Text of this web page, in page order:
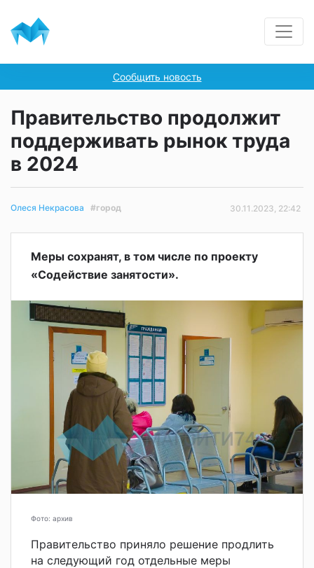
Сообщить новость
Правительство продолжит
поддерживать рынок труда
в 2024
Олеся Некрасова #город 30.11.2023, 22:42
Меры сохранят, в том числе по проекту
«Содействие занятости».
Фото: архив
Правительство приняло решение продлить
на следующий год отдельные меры